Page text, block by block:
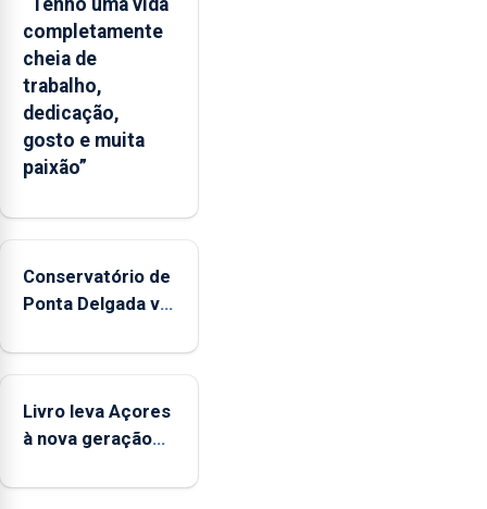
completamente
cheia de
trabalho,
dedicação,
gosto e muita
paixão”
Conservatório de
Ponta Delgada vai
novos
Livro leva Açores
à nova geração